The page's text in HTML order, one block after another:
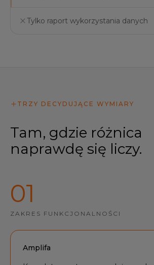
Tylko raport wykorzystania danych
TRZY DECYDUJĄCE WYMIARY
Tam, gdzie różnica
naprawdę się liczy.
01
ZAKRES FUNKCJONALNOŚCI
Amplifa